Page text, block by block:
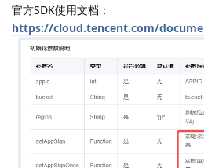
官方SDK使用文档：
https://cloud.tencent.com/